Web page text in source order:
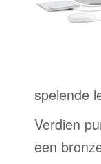
spelende
Verdien
een